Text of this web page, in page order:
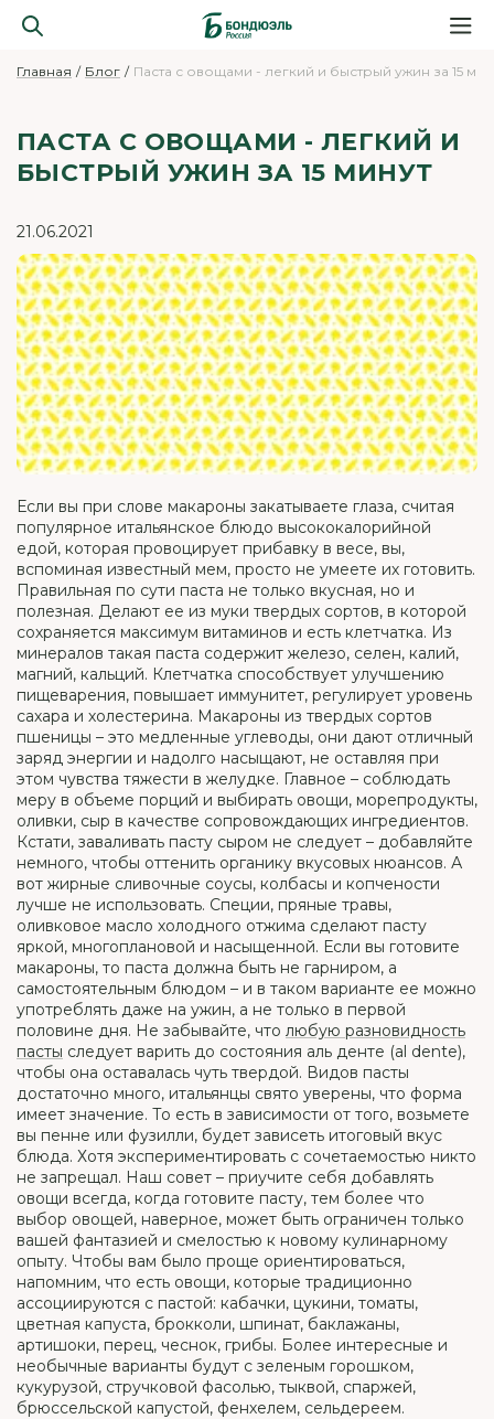
Главная Блог Паста с овощами - легкий и быстрый ужин за 15
ПАСТА С ОВОЩАМИ - ЛЕГКИЙ И
БЫСТРЫЙ УЖИН ЗА 15 МИНУТ
21.06.2021
Если вы при слове макароны закатываете глаза, считая
популярное итальянское блюдо высококалорийной
едой, которая провоцирует прибавку в весе, вы,
вспоминая известный мем, просто не умеете их готовить.
Правильная по сути паста не только вкусная, но и
полезная. Делают ее из муки твердых сортов, в которой
сохраняется максимум витаминов и есть клетчатка. Из
минералов такая паста содержит железо, селен, калий,
магний, кальций. Клетчатка способствует улучшению
пищеварения, повышает иммунитет, регулирует уровень
сахара и холестерина. Макароны из твердых сортов
пшеницы – это медленные углеводы, они дают отличный
заряд энергии и надолго насыщают, не оставляя при
этом чувства тяжести в желудке. Главное – соблюдать
меру в объеме порций и выбирать овощи, морепродукты,
оливки, сыр в качестве сопровождающих ингредиентов.
Кстати, заваливать пасту сыром не следует – добавляйте
немного, чтобы оттенить органику вкусовых нюансов. А
вот жирные сливочные соусы, колбасы и копчености
лучше не использовать. Специи, пряные травы,
оливковое масло холодного отжима сделают пасту
яркой, многоплановой и насыщенной. Если вы готовите
макароны, то паста должна быть не гарниром, а
самостоятельным блюдом – и в таком варианте ее можно
употреблять даже на ужин, а не только в первой
половине дня. Не забывайте, что любую разновидность
пасты следует варить до состояния аль денте (al dente),
чтобы она оставалась чуть твердой. Видов пасты
достаточно много, итальянцы свято уверены, что форма
имеет значение. То есть в зависимости от того, возьмете
вы пенне или фузилли, будет зависеть итоговый вкус
блюда. Хотя экспериментировать с сочетаемостью никто
не запрещал. Наш совет – приучите себя добавлять
овощи всегда, когда готовите пасту, тем более что
выбор овощей, наверное, может быть ограничен только
вашей фантазией и смелостью к новому кулинарному
опыту. Чтобы вам было проще ориентироваться,
напомним, что есть овощи, которые традиционно
ассоциируются с пастой: кабачки, цукини, томаты,
цветная капуста, брокколи, шпинат, баклажаны,
артишоки, перец, чеснок, грибы. Более интересные и
необычные варианты будут с зеленым горошком,
кукурузой, стручковой фасолью, тыквой, спаржей,
брюссельской капустой, фенхелем, сельдереем.